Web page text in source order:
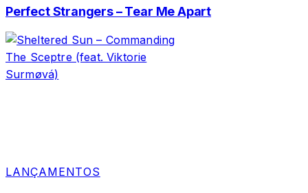
Perfect Strangers – Tear Me Apart
LANÇAMENTOS